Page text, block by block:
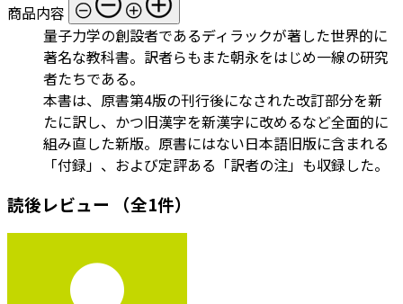
商品内容
量子力学の創設者であるディラックが著した世界的に
著名な教科書。訳者らもまた朝永をはじめ一線の研究
者たちである。
本書は、原書第4版の刊行後になされた改訂部分を新
たに訳し、かつ旧漢字を新漢字に改めるなど全面的に
組み直した新版。原書にはない日本語旧版に含まれる
「付録」、および定評ある「訳者の注」も収録した。
読後レビュー （全1件）